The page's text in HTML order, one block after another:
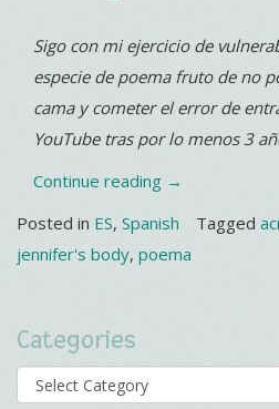
Sigo con mi ejercicio de
especie de poema fruto de no
cama y cometer el error de
YouTube tras por lo menos 3
Continue reading “Jennifer’s
los
→
Posted in ES, Spanish Tagged
jennifer's body, poema
Categories
Categories